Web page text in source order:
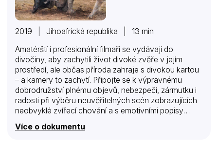
2019 | Jihoafrická republika | 13 min
Amatérští i profesionální filmaři se vydávají do
divočiny, aby zachytili život divoké zvěře v jejím
prostředí, ale občas příroda zahraje s divokou kartou
– a kamery to zachytí. Připojte se k výpravnému
dobrodružství plnému objevů, nebezpečí, zármutku i
radosti při výběru neuvěřitelných scén zobrazujících
neobvyklé zvířecí chování a s emotivními popisy
pravý čas na pravém místě. Každou scénku
Více o dokumentu